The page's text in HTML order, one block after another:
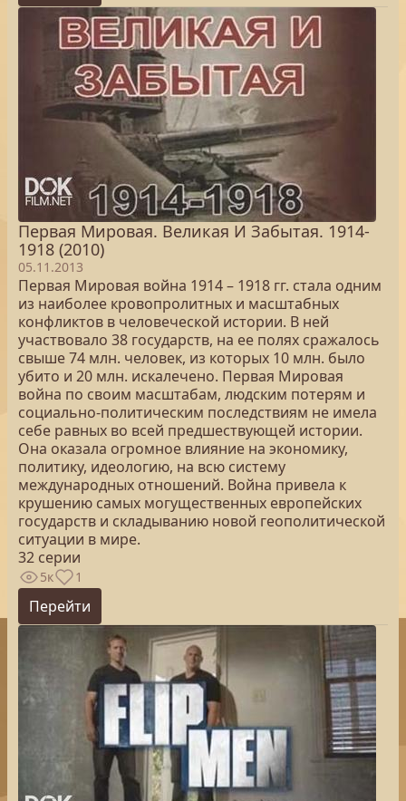
Первая Мировая. Великая И Забытая. 1914-
1918 (2010)
05.11.2013
Первая Мировая война 1914 – 1918 гг. стала одним
из наиболее кровопролитных и масштабных
конфликтов в человеческой истории. В ней
участвовало 38 государств, на ее полях сражалось
свыше 74 млн. человек, из которых 10 млн. было
убито и 20 млн. искалечено. Первая Мировая
война по своим масштабам, людским потерям и
социально-политическим последствиям не имела
себе равных во всей предшествующей истории.
Она оказала огромное влияние на экономику,
политику, идеологию, на всю систему
международных отношений. Война привела к
крушению самых могущественных европейских
государств и складыванию новой геополитической
ситуации в мире.
32 серии
5к 1
Перейти